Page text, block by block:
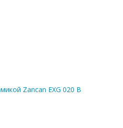
Zancan EXG 020 B